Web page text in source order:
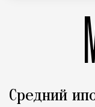
Средний